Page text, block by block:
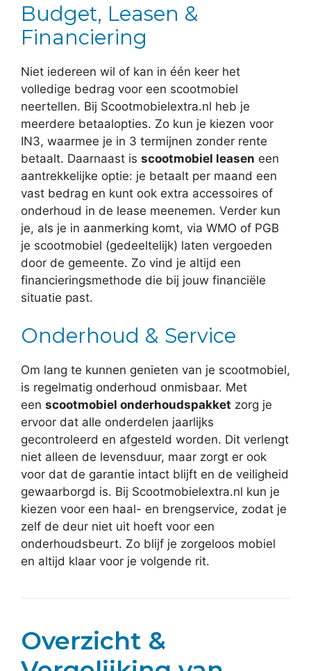
Budget, Leasen &
Financiering
Niet iedereen wil of kan in één keer het
volledige bedrag voor een scootmobiel
neertellen. Bij Scootmobielextra.nl heb je
meerdere betaalopties. Zo kun je kiezen voor
IN3, waarmee je in 3 termijnen zonder rente
betaalt. Daarnaast is scootmobiel leasen een
aantrekkelijke optie: je betaalt per maand een
vast bedrag en kunt ook extra accessoires of
onderhoud in de lease meenemen. Verder kun
je, als je in aanmerking komt, via WMO of PGB
je scootmobiel (gedeeltelijk) laten vergoeden
door de gemeente. Zo vind je altijd een
financieringsmethode die bij jouw financiële
situatie past.
Onderhoud & Service
Om lang te kunnen genieten van je scootmobiel,
is regelmatig onderhoud onmisbaar. Met
een scootmobiel onderhoudspakket zorg je
ervoor dat alle onderdelen jaarlijks
gecontroleerd en afgesteld worden. Dit verlengt
niet alleen de levensduur, maar zorgt er ook
voor dat de garantie intact blijft en de veiligheid
gewaarborgd is. Bij Scootmobielextra.nl kun je
kiezen voor een haal- en brengservice, zodat je
zelf de deur niet uit hoeft voor een
onderhoudsbeurt. Zo blijf je zorgeloos mobiel
en altijd klaar voor je volgende rit.
Overzicht &